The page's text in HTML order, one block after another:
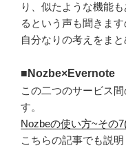
り、似たような機能
るという声も聞きま
自分なりの考えをま
■Nozbe×Evernote
この二つのサービス
す。
Nozbeの使い方~その
こちらの記事でも説